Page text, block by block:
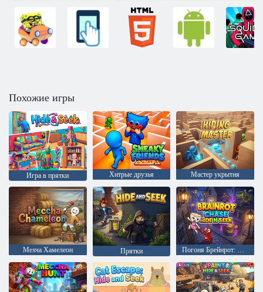
Похожие игры
Игра в прятки Хитрые друзья Мастер укрытия
Мехча Хамелеон Прятки Погоня Брейнрот: Прятки